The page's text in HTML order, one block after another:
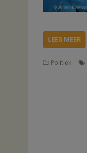
LEES MEER
Politiek